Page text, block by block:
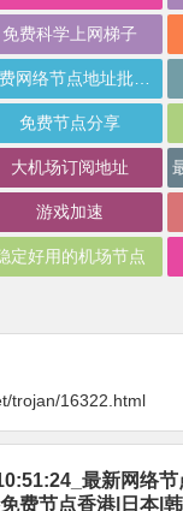
免费科学上网梯子
免费节点分享
大机场订阅地址
游戏加速
定好用的机场节点
trojan/16322.html
最新网络
费节点香港|日本|